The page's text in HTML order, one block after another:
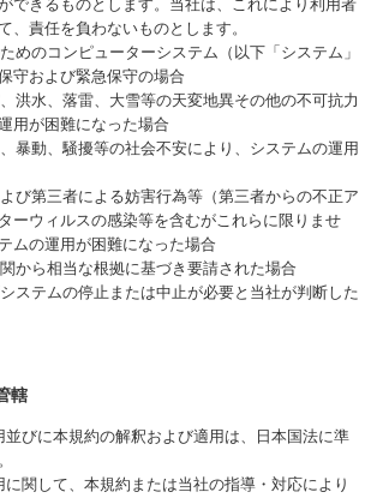
できるものとします。当社は、これにより利用者
、責任を負わないものとします。
めのコンピューターシステム（以下「システム」
守および緊急保守の場合
洪水、落雷、大雪等の天変地異その他の不可抗力
用が困難になった場合
暴動、騒擾等の社会不安により、システムの運用
び第三者による妨害行為等（第三者からの不正ア
ーウィルスの感染等を含むがこれらに限りませ
ムの運用が困難になった場合
から相当な根拠に基づき要請された場合
ステムの停止または中止が必要と当社が判断した
轄
並びに本規約の解釈および適用は、日本国法に準
関して、本規約または当社の指導・対応により